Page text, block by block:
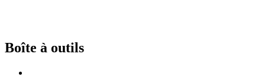
Boîte à outils